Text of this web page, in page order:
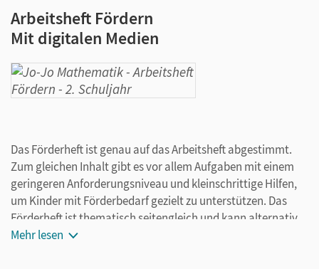
Arbeitsheft Fördern
Mit digitalen Medien
Das Förderheft ist genau auf das Arbeitsheft abgestimmt.
Zum gleichen Inhalt gibt es vor allem Aufgaben mit einem
geringeren Anforderungsniveau und kleinschrittige Hilfen,
um Kinder mit Förderbedarf gezielt zu unterstützen. Das
Förderheft ist thematisch seitengleich und kann alternativ
zum Arbeitsheft eingesetzt werden. Es kann auch ergänzend
Mehr lesen